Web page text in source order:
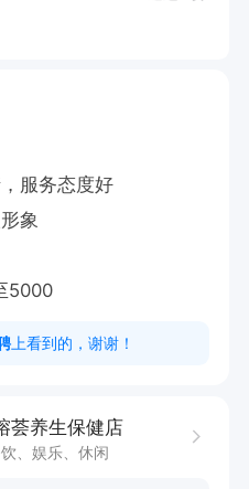
服务态度好
象
5000
上看到的，谢谢！
荟养生保健店
、娱乐、休闲